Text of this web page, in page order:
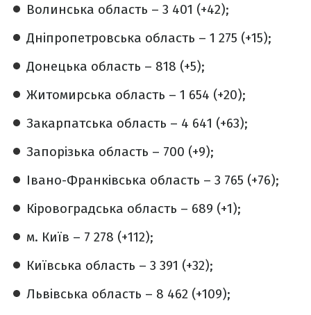
Волинська область – 3 401 (+42);
Дніпропетровська область – 1 275 (+15);
Донецька область – 818 (+5);
Житомирська область – 1 654 (+20);
Закарпатська область – 4 641 (+63);
Запорізька область – 700 (+9);
Івано-Франківська область – 3 765 (+76);
Кіровоградська область – 689 (+1);
м. Київ – 7 278 (+112);
Київська область – 3 391 (+32);
Львівська область – 8 462 (+109);